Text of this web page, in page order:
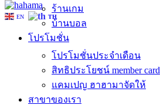
EN TH
ร้านเกม
บ้านบอล
โปรโมชั่น
โปรโมชั่นประจำเดือน
สิทธิประโยชน์ member card
แคมเปญ ฮาฮามาจัดให้
สาขาของเรา